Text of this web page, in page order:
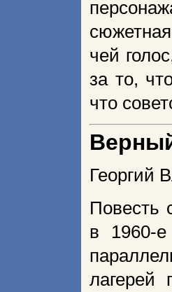
чей
за то,
что
Георгий
Повесть
в 1960-
лагерей